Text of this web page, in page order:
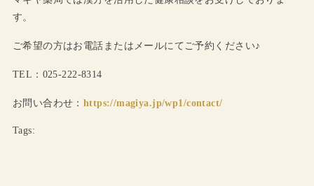
す。
ご希望の方はお電話またはメールにてご予約ください♪
TEL：025-222-8314
お問い合わせ： https://magiya.jp/wp1/contact/
Tags: